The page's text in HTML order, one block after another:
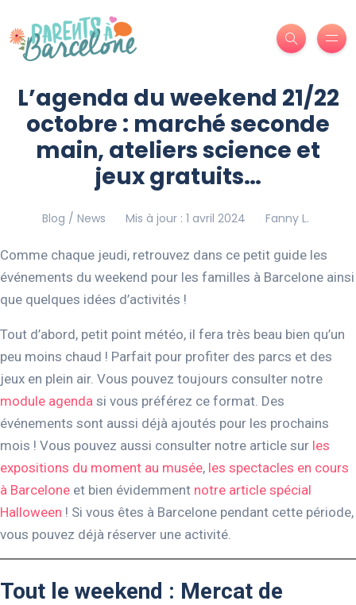
L’agenda du weekend 21/22
octobre : marché seconde
main, ateliers science et
jeux gratuits…
Blog / News Mis à jour : 1 avril 2024 Fanny L.
Comme chaque jeudi, retrouvez dans ce petit guide les
événements du weekend pour les familles à Barcelone ainsi
que quelques idées d’activités !
Tout d’abord, petit point météo, il fera très beau bien qu’un
peu moins chaud ! Parfait pour profiter des parcs et des
jeux en plein air. Vous pouvez toujours consulter notre
module agenda si vous préférez ce format. Des
événements sont aussi déjà ajoutés pour les prochains
mois ! Vous pouvez aussi consulter notre article sur les
expositions du moment au musée, les spectacles en cours
à Barcelone et bien évidemment notre article spécial
Halloween ! Si vous êtes à Barcelone pendant cette période,
vous pouvez déjà réserver une activité.
Tout le weekend : Mercat de